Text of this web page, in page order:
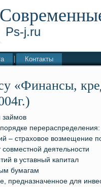
Ps-j.ru
Контакты
«Финансы,
займов
перераспределения:
– страховое возмещение
деятельности
в уставный капитал
бумагам
предназначенное для